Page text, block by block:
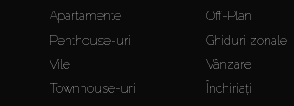
Apartamente
Penthouse-uri
Vile
Townhouse-uri
Off-Plan
Ghiduri zonale
Vânzare
Închiriați